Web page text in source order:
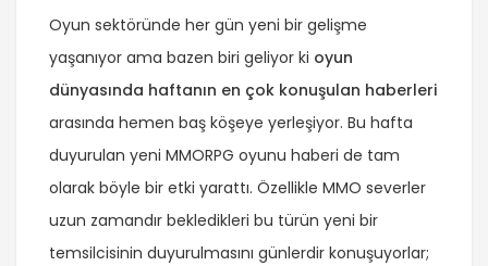
Oyun sektöründe her gün yeni bir gelişme
yaşanıyor ama bazen biri geliyor ki oyun
dünyasında haftanın en çok konuşulan haberleri
arasında hemen baş köşeye yerleşiyor. Bu hafta
duyurulan yeni MMORPG oyunu haberi de tam
olarak böyle bir etki yarattı. Özellikle MMO severler
uzun zamandır bekledikleri bu türün yeni bir
temsilcisinin duyurulmasını günlerdir konuşuyorlar;